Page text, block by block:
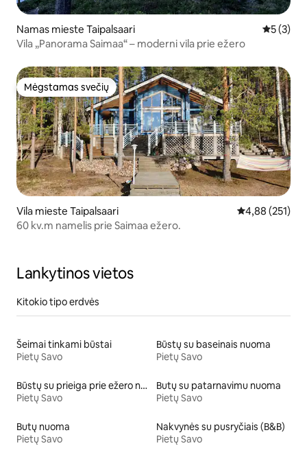
Namas mieste Taipalsaari Vidutinis
5 (3)
Vila „Panorama Saimaa“ – moderni vila prie ežero
Mėgstamas svečių
Mėgstamas svečių
Vila mieste Taipalsaari Vidutinis
4,88 (251)
60 kv.m namelis prie Saimaa ežero.
Lankytinos vietos
Kitokio tipo erdvės
Šeimai tinkami būstai
Pietų Savo
Būstų su baseinais nuoma
Pietų Savo
Būstų su prieiga prie ežero nuoma
Pietų Savo
Butų su patarnavimu nuoma
Pietų Savo
Butų nuoma
Pietų Savo
Nakvynės su pusryčiais (B&B)
Pietų Savo